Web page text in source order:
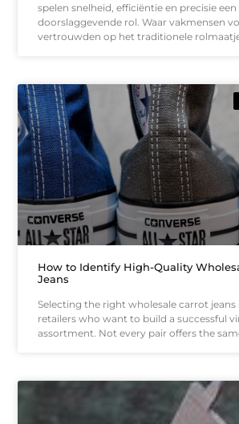
spelen snelheid, efficiëntie en precisie een
doorslaggevende rol. Waar vakmensen
vertrouwden op het traditionele
How to Identify High-Quality
Jeans
Selecting the right wholesale carrot jeans
retailers who want to build a successful
assortment. Not every pair offers the